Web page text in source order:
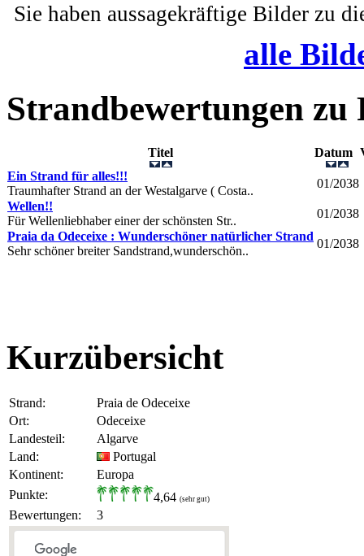
Sie haben aussagekräftige Bilder zu
alle
Strandbewertungen zu
Titel Datum
Ein Strand für alles!!!
Traumhafter Strand an der Westalgarve ( Costa..
01/2038
Wellen!!
Für Wellenliebhaber einer der schönsten Str..
01/2038
Praia da Odeceixe : Wunderschöner natürlicher Strand
Sehr schöner breiter Sandstrand,wunderschön..
01/2038
Kurzübersicht
Strand:
Praia de Odeceixe
Ort:
Odeceixe
Landesteil:
Algarve
Land:
Portugal
Kontinent:
Europa
Punkte:
4,64 (sehr gut)
Bewertungen: 3